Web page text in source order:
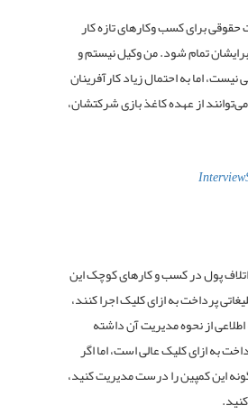
برای کسب وکارهای تازه کار
تمام شود. من وکیل نیستم و
اما به احتمال زیاد کارآفرینان
از عهده کاغذ بازی شرکتشان،
پول در کسب و کارهای کوچک این
پرداخت به ازای کلیک اجرا کنند،
از نحوه مدیریت آن داشته
به ازای کلیک عالی است، اما اگر
این کمپین را درست مدیریت کنید،